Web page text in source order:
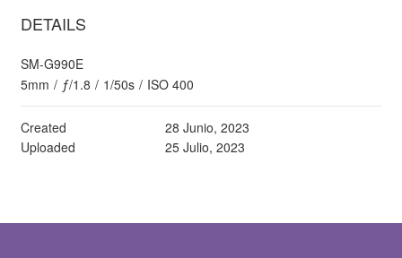
DETAILS
SM-G990E
5mm / ƒ/1.8 / 1/50s / ISO 400
Created
28 Junio, 2023
Uploaded
25 Julio, 2023